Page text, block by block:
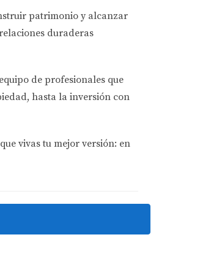
pequeñas mejoras como
propiedad. En menos de un
estéticas y mejorar el
y ahora disfruta de
entre inquilinos. Implementó
para anticipar cualquier
patrimonio y alcanzar
duraderas
de profesionales que
hasta la inversión con
vivas tu mejor versión: en